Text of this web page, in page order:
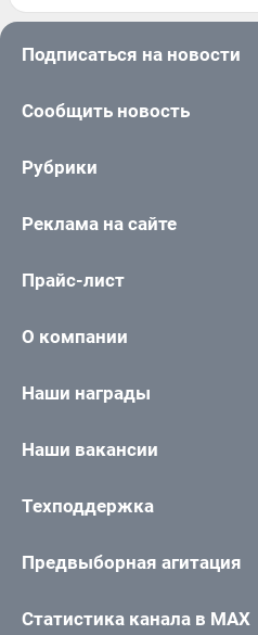
Подписаться на новости
Сообщить новость
Рубрики
Реклама на сайте
Прайс-лист
О компании
Наши награды
Наши вакансии
Техподдержка
Предвыборная агитация
Статистика канала в MAX